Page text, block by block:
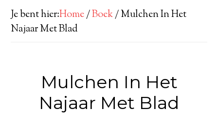
Je bent hier:Home/Boek/Mulchen In Het
Najaar Met Blad
Mulchen In Het
Najaar Met Blad